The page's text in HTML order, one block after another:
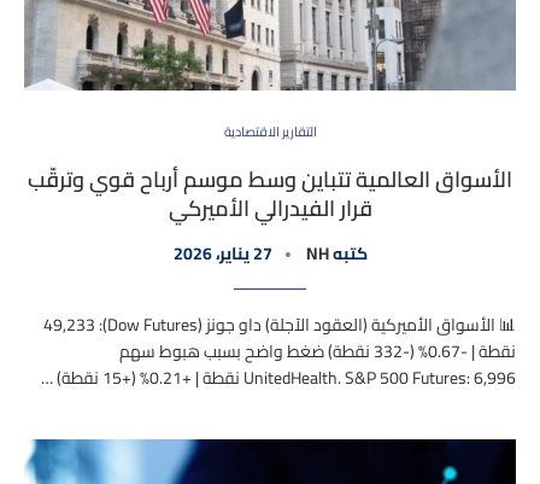
التقارير الاقتصادية
الأسواق العالمية تتباين وسط موسم أرباح قوي وترقّب
قرار الفيدرالي الأميركي
كتبهNH 27 يناير، 2026
📊 الأسواق الأميركية (العقود الآجلة) داو جونز (Dow Futures): 49,233
نقطة | -0.67% (-332 نقطة) ضغط واضح بسبب هبوط سهم
UnitedHealth. S&P 500 Futures: 6,996 نقطة | +0.21% (+15 نقطة) …